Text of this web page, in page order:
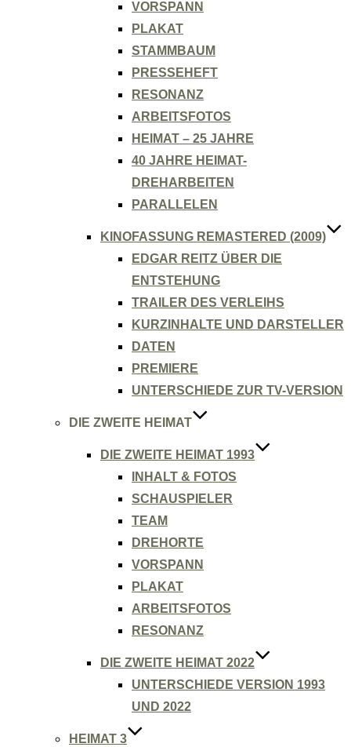
VORSPANN
PLAKAT
STAMMBAUM
PRESSEHEFT
RESONANZ
ARBEITSFOTOS
HEIMAT – 25 JAHRE
40 JAHRE HEIMAT-
DREHARBEITEN
PARALLELEN
KINOFASSUNG REMASTERED (2009)
EDGAR REITZ ÜBER DIE
ENTSTEHUNG
TRAILER DES VERLEIHS
KURZINHALTE UND DARSTELLER
DATEN
PREMIERE
UNTERSCHIEDE ZUR TV-VERSION
DIE ZWEITE HEIMAT
DIE ZWEITE HEIMAT 1993
INHALT & FOTOS
SCHAUSPIELER
TEAM
DREHORTE
VORSPANN
PLAKAT
ARBEITSFOTOS
RESONANZ
DIE ZWEITE HEIMAT 2022
UNTERSCHIEDE VERSION 1993
UND 2022
HEIMAT 3